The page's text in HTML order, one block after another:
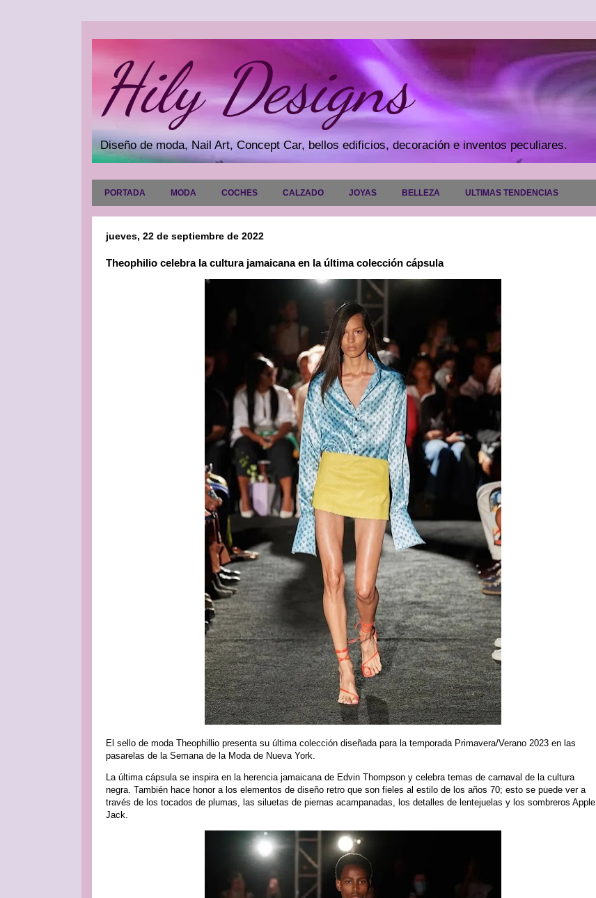
Hily Designs
Diseño de moda, Nail Art, Concept Car, bellos edificios, decoración e inventos peculiares.
PORTADA MODA COCHES CALZADO JOYAS BELLEZA ULTIMAS TENDENCIAS
jueves, 22 de septiembre de 2022
Theophilio celebra la cultura jamaicana en la última colección cápsula
El sello de moda Theophillio presenta su última colección diseñada para la temporada Primavera/Verano 2023 en las
pasarelas de la Semana de la Moda de Nueva York.
La última cápsula se inspira en la herencia jamaicana de Edvin Thompson y celebra temas de carnaval de la cultura
negra. También hace honor a los elementos de diseño retro que son fieles al estilo de los años 70; esto se puede ver a
través de los tocados de plumas, las siluetas de piernas acampanadas, los detalles de lentejuelas y los sombreros Apple
Jack.